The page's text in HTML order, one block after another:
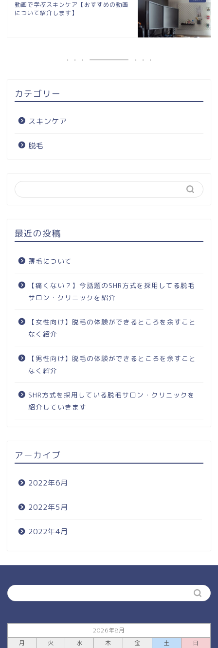
動画で学ぶスキンケア【おすすめの動画
について紹介します】
カテゴリー
スキンケア
脱毛
最近の投稿
薄毛について
【痛くない？】今話題のSHR方式を採用してる脱毛
サロン・クリニックを紹介
【女性向け】脱毛の体験ができるところを余すこと
なく紹介
【男性向け】脱毛の体験ができるところを余すこと
なく紹介
SHR方式を採用している脱毛サロン・クリニックを
紹介していきます
アーカイブ
2022年6月
2022年5月
2022年4月
2026年8月
月
火 水 木 金 土
日